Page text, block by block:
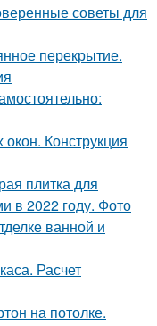
советы для
перекрытие.
Конструкция
плитка для
в 2022 году. Фото
ванной и
Расчет
на потолке.